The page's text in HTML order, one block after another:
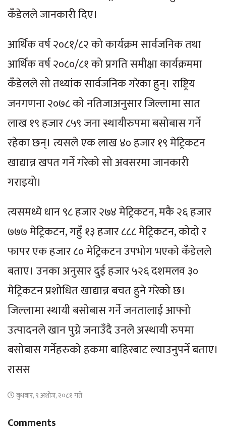
कँडेलले जानकारी दिए।
आर्थिक वर्ष २०८१/८२ को कार्यक्रम सार्वजनिक तथा
आर्थिक वर्ष २०८०/८१ को प्रगति समीक्षा कार्यक्रममा
कँडेलले सो तथ्यांक सार्वजनिक गरेका हुन्। राष्ट्रिय
जनगणना २०७८ को नतिजाअनुसार जिल्लामा सात
लाख १९ हजार ८५९ जना स्थायीरुपमा बसोबास गर्ने
रहेका छन्। त्यसले एक लाख ४० हजार १९ मेट्रिकटन
खाद्यान्न खपत गर्ने गरेको सो अवसरमा जानकारी
गराइयो।
त्यसमध्ये धान ९८ हजार २७४ मेट्रिकटन, मकै २६ हजार
७७७ मेट्रिकटन, गहुँ १३ हजार ८८८ मेट्रिकटन, कोदो र
फापर एक हजार ८० मेट्रिकटन उपभोग भएको कँडेलले
बताए। उनका अनुसार दुई हजार ५२६ दशमलव ३०
मेट्रिकटन प्रशोधित खाद्यान्न बचत हुने गरेको छ।
जिल्लामा स्थायी बसोबास गर्ने जनतालाई आफ्नो
उत्पादनले खान पुग्ने जनाउँदै उनले अस्थायी रुपमा
बसोबास गर्नेहरुको हकमा बाहिरबाट ल्याउनुपर्ने बताए।
रासस
बुधबार, ९ अशोज, २०८१ गते
Comments